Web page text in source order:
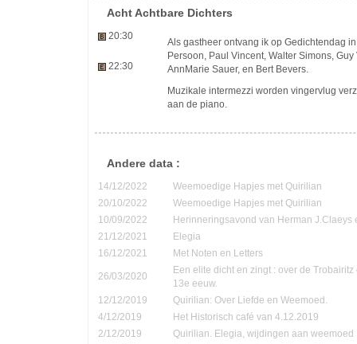
Acht Achtbare Dichters
20:30
22:30
Als gastheer ontvang ik op Gedichtendag
Persoon, Paul Vincent, Walter Simons, Guy
AnnMarie Sauer, en Bert Bevers.
Muzikale intermezzi worden vingervlug
aan de piano.
Andere data :
14/12/2022
Weemoedige Hapjes met Quirilian
20/10/2022
Weemoedige Hapjes met Quirilian
10/09/2022
Herinneringsavond van Herman J.Claeys
21/12/2021
Elegia
16/12/2021
Met Noten en Letters
26/03/2020
Een elite dicht en zingt : over de
13e eeuw.
12/12/2019
Quirilian: Over Liefde en Weemoed.
4/12/2019
Het Historisch café van 4.12.2019
2/12/2019
Quirilian. Elegia, wijdingen aan weemoed